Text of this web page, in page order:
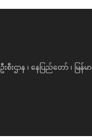
ာန ၊ နေပြည်တော် ၊ မြန်မာ